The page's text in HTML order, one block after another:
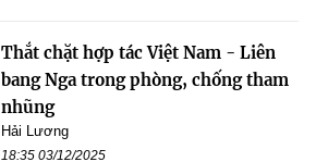
Thắt chặt hợp tác Việt Nam - Liên
bang Nga trong phòng, chống tham
nhũng
Hải Lương
18:35 03/12/2025